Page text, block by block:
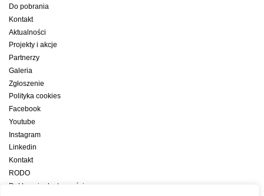
Do pobrania
Kontakt
Aktualności
Projekty i akcje
Partnerzy
Galeria
Zgłoszenie
Polityka cookies
Facebook
Youtube
Instagram
Linkedin
Kontakt
RODO
Deklaracja dostępności